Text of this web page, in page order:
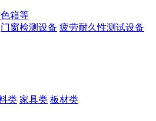
箱等
门窗检测设备 疲劳耐久性测试设备
类 家具类 板材类